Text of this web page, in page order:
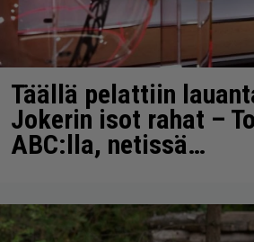
Täällä pelattiin
Jokerin isot rahat –
ABC:lla, netissä…